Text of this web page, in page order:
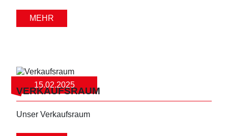
MEHR
15.02.2025
VERKAUFSRAUM
Unser Verkaufsraum